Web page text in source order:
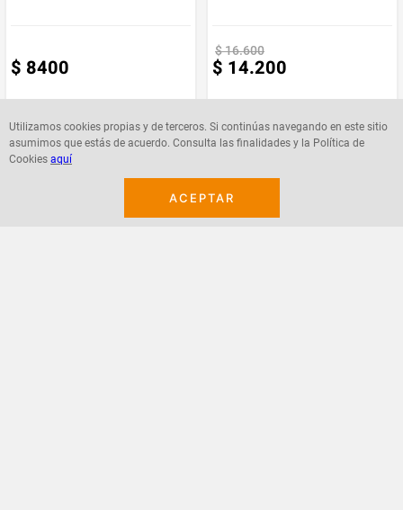
Utilizamos cookies propias y de terceros. Si continúas navegando en este sitio
asumimos que estás de acuerdo. Consulta las finalidades y la Política de
Cookies aquí
ACEPTAR
$ 8400
$16.600
$ 14.200